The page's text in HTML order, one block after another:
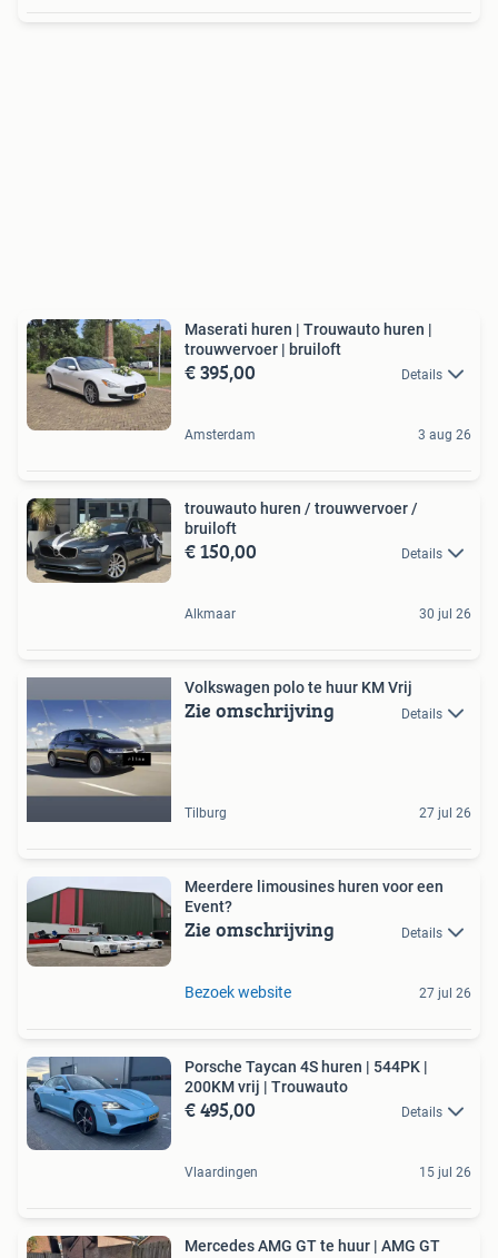
Maserati huren | Trouwauto huren |
trouwvervoer | bruiloft
€ 395,00 Details
Amsterdam 3 aug 26
trouwauto huren / trouwvervoer /
bruiloft
€ 150,00 Details
Alkmaar 30 jul 26
Volkswagen polo te huur KM Vrij
Zie omschrijving Details
Tilburg 27 jul 26
Meerdere limousines huren voor een
Event?
Zie omschrijving Details
Bezoek website 27 jul 26
Porsche Taycan 4S huren | 544PK |
200KM vrij | Trouwauto
€ 495,00 Details
Vlaardingen 15 jul 26
Mercedes AMG GT te huur | AMG GT